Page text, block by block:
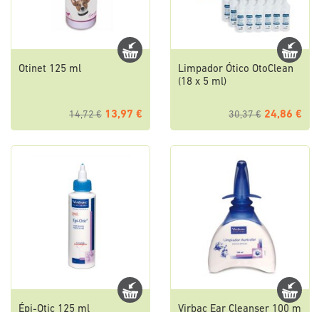
Otinet 125 ml
14,72 € 13,97 €
Limpador Ótico OtoClean
(18 x 5 ml)
30,37 € 24,86 €
Épi-Otic 125 ml Virbac Ear Cleanser 100 m